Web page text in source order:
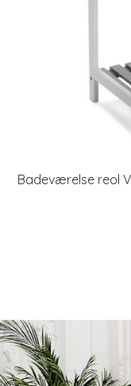
Badeværelse reol